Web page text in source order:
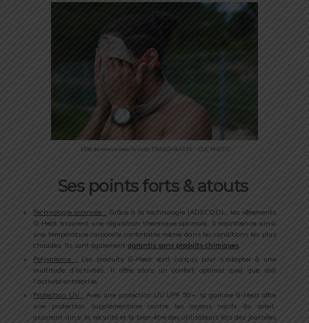
10% de remise avec le code TRAILGHEAT10 – CLIC PHOTO
Ses points forts & atouts
Technologie avancée : Grâce à la technologie JADECOOL, les vêtements
G-Heat assurent une régulation thermique optimale. Il maintienne ainsi
une température corporelle confortable même dans les conditions les plus
chaudes. Ils sont égalementgarantis sans produits chimiques.
Polyvalence :
Les produits G-Heat sont conçus pour s’adapter à une
multitude d’activités. Il offre alors un confort optimal quel que soit
l’activité entreprise.
Protection UV : Avec une protection UV UPF 50+, la gamme G-Heat offre
une protection supplémentaire contre les rayons nocifs du soleil,
assurant ainsi la sécurité et le bien-être des utilisateurs lors des journées